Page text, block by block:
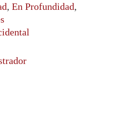
, En Profundidad,